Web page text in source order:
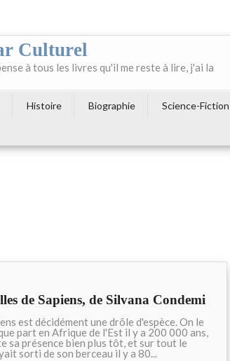
Culturel
à tous les livres qu'il me reste à lire, j'ai la
Histoire Biographie Science-Fiction
de Sapiens, de Silvana Condemi
est décidément une drôle d'espèce. On le
part en Afrique de l'Est il y a 200 000 ans,
sa présence bien plus tôt, et sur tout le
sorti de son berceau il y a 80...